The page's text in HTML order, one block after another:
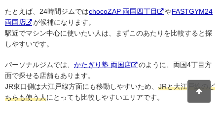
たとえば、24時間ジムではchocoZAP 両国四丁目 やFASTGYM24
両国店
が候補になります。
駅近でマシン中心に使いたい人は、まずこのあたりを比較すると探
しやすいです。
パーソナルジムでは、 かたぎり塾 両国店
のように、両国4丁目方
面で探せる店舗もあります。
JR東口側は大江戸線方面にも移動しやすいため、 JRと大江戸線のど
ちらも使う人にとっても比較しやすいエリアです。